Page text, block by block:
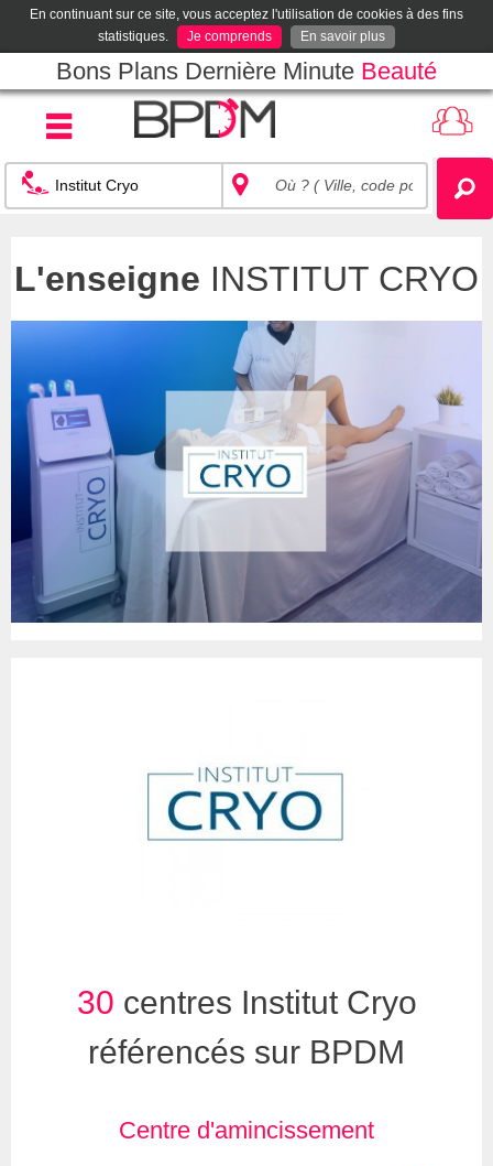
En continuant sur ce site, vous acceptez l'utilisation de cookies à des fins
statistiques.
Je comprends En savoir plus
Bons Plans Dernière Minute Beauté
L'enseigne INSTITUT CRYO
30 centres Institut Cryo
référencés sur BPDM
Centre d'amincissement